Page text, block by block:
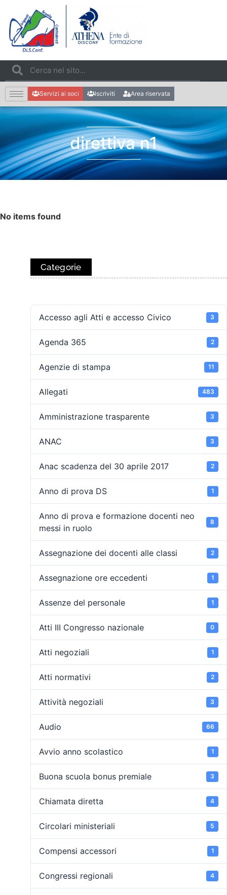
Servizi ai soci Iscriviti Area riservata
direttiva n1
No items found
Categorie
Accesso agli Atti e accesso Civico 3
Agenda 365 2
Agenzie di stampa 11
Allegati 483
Amministrazione trasparente 3
ANAC 3
Anac scadenza del 30 aprile 2017 2
Anno di prova DS 1
Anno di prova e formazione docenti neo
messi in ruolo
8
Assegnazione dei docenti alle classi 2
Assegnazione ore eccedenti 1
Assenze del personale 1
Atti III Congresso nazionale 0
Atti negoziali 1
Atti normativi 2
Attività negoziali 3
Audio 66
Avvio anno scolastico 1
Buona scuola bonus premiale 3
Chiamata diretta 4
Circolari ministeriali 5
Compensi accessori 1
Congressi regionali 4